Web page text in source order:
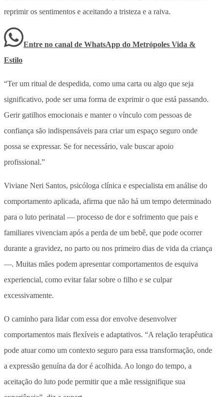
reprimir os sentimentos e aceitando a tristeza e a raiva.
Entre no canal de WhatsApp do Metrópoles Vida &
Estilo
“Ter um ritual de despedida, como uma carta ou algo que seja
significativo, pode ser uma forma de exprimir o que está passando.
Gerir gatilhos emocionais e manter o vínculo com pessoas de
confiança são indispensáveis para criar um espaço seguro onde
possa se expressar. Se for necessário, vale buscar apoio
profissional.”
Viviane Neri Santos, psicóloga clínica e especialista em análise do
comportamento aplicada, afirma que não há um tempo determinado
para o luto perinatal — processo de dor e sofrimento que pais e
familiares vivenciam após a perda de um bebê, que pode ocorrer
durante a gravidez, no parto ou nos primeiro dias de vida da criança
—. Muitas mães podem apresentar comportamentos de esquiva
experiencial, como evitar falar sobre o filho e se culpar
excessivamente.
O caminho para lidar com essa dor envolve desenvolver
comportamentos mais flexíveis e adaptativos. “A relação terapêutica
pode atuar como um contexto seguro para essa transformação, onde
a expressão genuína da dor é acolhida. Ao longo do tempo, a
aceitação do luto pode permitir que a mãe ressignifique sua